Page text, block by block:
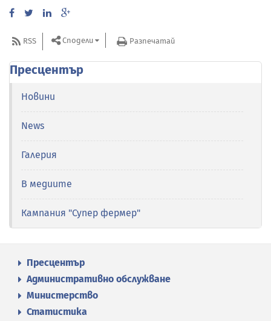
RSS Сподели Разпечатай
Пресцентър
Новини
News
Галерия
В медиите
Кампания "Супер фермер"
Пресцентър
Административно обслужване
Министерство
Статистика